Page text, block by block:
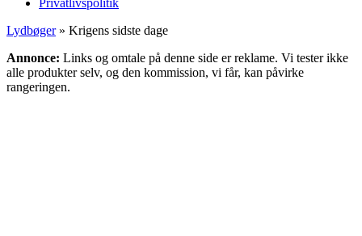
Privatlivspolitik
Lydbøger» Krigens sidste dage
Annonce: Links og omtale på denne side er reklame. Vi tester ikke
alle produkter selv, og den kommission, vi får, kan påvirke
rangeringen.